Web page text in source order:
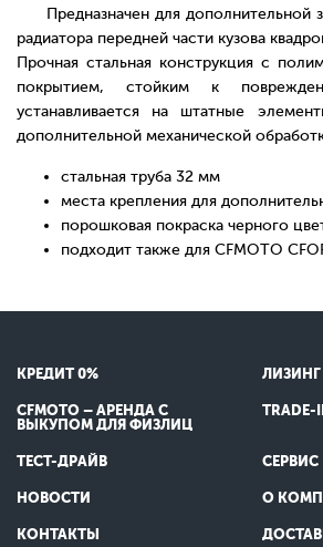
Предназначен для дополнительной
радиатора передней части кузова
Прочная стальная конструкция с
покрытием, стойким к
устанавливается на штатные
дополнительной механической
стальная труба 32 мм
места крепления для
порошковая покраска черного
подходит также для CFMOTO
КРЕДИТ 0% ЛИЗИНГ
CFMOTO – АРЕНДА С
ВЫКУПОМ ДЛЯ ФИЗЛИЦ
TRADE-
ТЕСТ-ДРАЙВ СЕРВИС
НОВОСТИ О
КОНТАКТЫ